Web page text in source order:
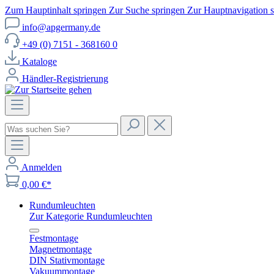
Zum Hauptinhalt springen Zur Suche springen Zur Hauptnavigation
info@apgermany.de
+49 (0) 7151 - 368160 0
Kataloge
Händler-Registrierung
Anmelden
0,00 €*
Rundumleuchten
Zur Kategorie Rundumleuchten
Festmontage
Magnetmontage
DIN Stativmontage
Vakuummontage